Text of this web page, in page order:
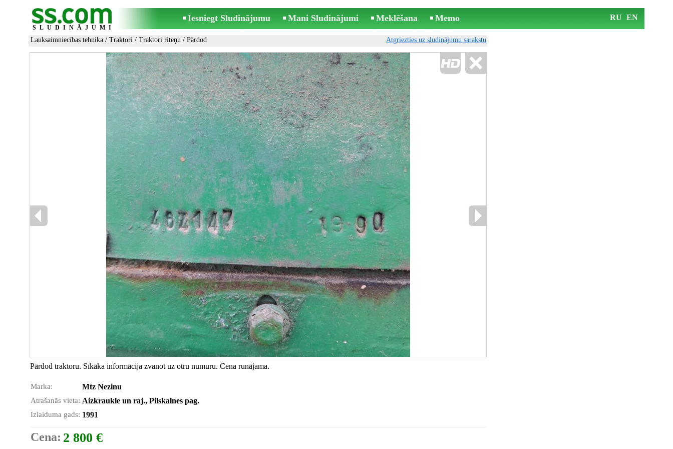
SLUDINĀJUMI
Iesniegt Sludinājumu Mani Sludinājumi Meklēšana Memo RU EN
Lauksaimniecības tehnika / Traktori / Traktori riteņu / Pārdod Atgriezties uz sludinājumu sarakstu
Pārdod traktoru. Sīkāka informācija zvanot uz otru numuru. Cena runājama.
Marka: Mtz Nezinu
Atrašanās vieta: Aizkraukle un raj., Pilskalnes pag.
Izlaiduma gads: 1991
Cena: 2 800 €